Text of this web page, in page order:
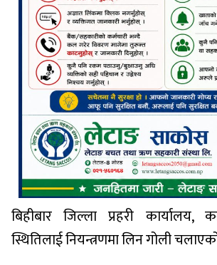
बिहीबार जिल्ला प्रहरी कार्यालय,
स्थितिलाई नियन्त्रणमा लिन गोली